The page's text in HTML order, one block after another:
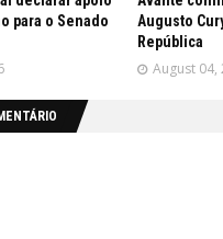
para o Senado
Augusto
República
August 04,